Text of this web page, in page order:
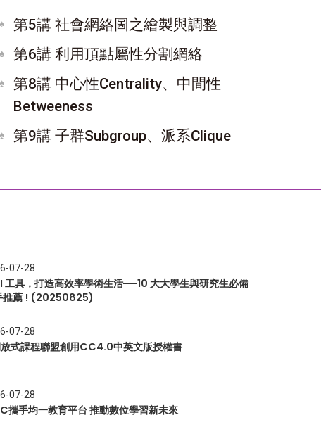
第5講 社會網絡圖之繪製與調整
第6講 利用頂點屬性分割網絡
第8講 中心性Centrality、中間性
Betweeness
第9講 子群Subgroup、派系Clique
07-28
工具，打造高效率學術生活──10 大大學生與研究生必備
推薦 ! (20250825)
07-28
式課程聯盟創用CC4.0中英文版授權書
07-28
攜手均一教育平台 推動數位學習新未來